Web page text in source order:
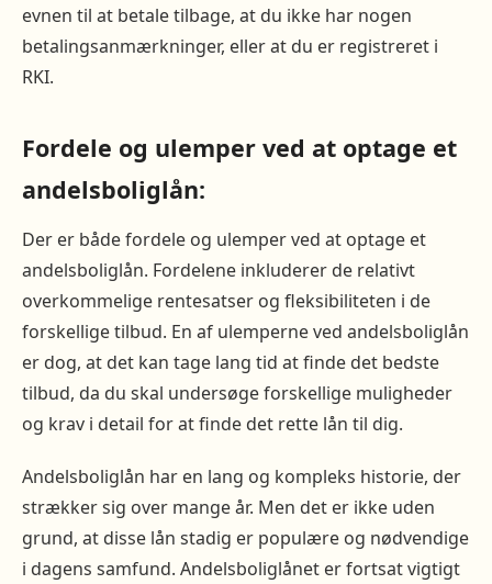
evnen til at betale tilbage, at du ikke har nogen
betalingsanmærkninger, eller at du er registreret i
RKI.
Fordele og ulemper ved at optage et
andelsboliglån:
Der er både fordele og ulemper ved at optage et
andelsboliglån. Fordelene inkluderer de relativt
overkommelige rentesatser og fleksibiliteten i de
forskellige tilbud. En af ulemperne ved andelsboliglån
er dog, at det kan tage lang tid at finde det bedste
tilbud, da du skal undersøge forskellige muligheder
og krav i detail for at finde det rette lån til dig.
Andelsboliglån har en lang og kompleks historie, der
strækker sig over mange år. Men det er ikke uden
grund, at disse lån stadig er populære og nødvendige
i dagens samfund. Andelsboliglånet er fortsat vigtigt